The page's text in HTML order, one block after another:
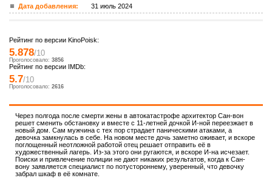
Дата добавления:
31 июль 2024
Рейтинг по версии KinoPoisk:
5.878/10
Проголосовало: 3856
Рейтинг по версии IMDb:
5.7/10
Проголосовало: 2616
Через полгода после смерти жены в автокатастрофе архитектор Сан-вон
решет сменить обстановку и вместе с 11-летней дочкой И-ной переезжает в
новый дом. Сам мужчина с тех пор страдает паническими атаками, а
девочка замкнулась в себе. На новом месте дочь заметно оживает, и вскоре
поглощенный неотложной работой отец решает отправить её в
художественный лагерь. Из-за этого они ругаются, и вскоре И-на исчезает.
Поиски и привлечение полиции не дают никаких результатов, когда к Сан-
вону заявляется специалист по потустороннему, уверенный, что девочку
забрал шкаф в её комнате.